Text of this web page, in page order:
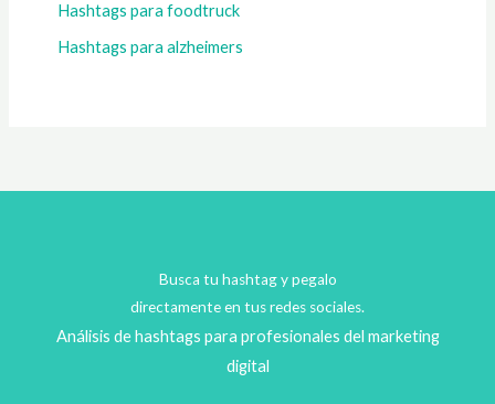
Hashtags para foodtruck
Hashtags para alzheimers
Busca tu hashtag y pegalo
directamente en tus redes sociales.
Análisis de hashtags para profesionales del marketing
digital